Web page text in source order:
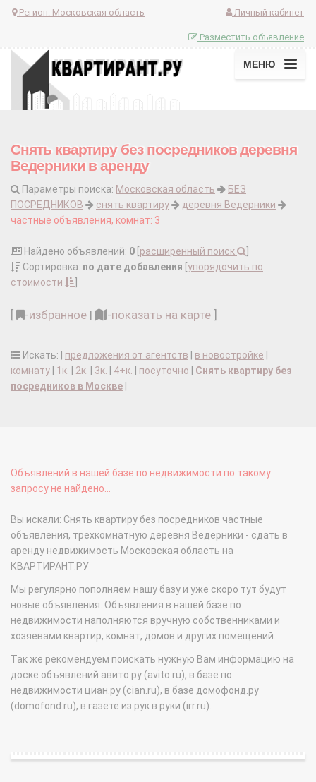
Регион: Московская область Личный кабинет
Разместить объявление
МЕНЮ
Снять квартиру без посредников деревня
Ведерники в аренду
Параметры поиска: Московская область
БЕЗ
ПОСРЕДНИКОВ
снять квартиру
деревня Ведерники
частные объявления, комнат: 3
Найдено объявлений: 0 расширенный поиск
Сортировка: по дате добавления упорядочить по
стоимости
-избранное | -показать на карте
Искать: | предложения от агентств в новостройке
комнату
1к. 2к. 3к. 4+к. посуточно
Снять квартиру без
посредников в Москве
Объявлений в нашей базе по недвижимости по такому
запросу не найдено...
Вы искали: Снять квартиру без посредников частные
объявления, трехкомнатную деревня Ведерники - сдать в
аренду недвижимость Московская область на
КВАРТИРАНТ.РУ
Мы регулярно пополняем нашу базу и уже скоро тут будут
новые объявления. Объявления в нашей базе по
недвижимости наполняются вручную собственниками и
хозяевами квартир, комнат, домов и других помещений.
Так же рекомендуем поискать нужную Вам информацию на
доске объявлений авито.ру (avito.ru), в базе по
недвижимости циан.ру (cian.ru), в базе домофонд.ру
(domofond.ru), в газете из рук в руки (irr.ru).